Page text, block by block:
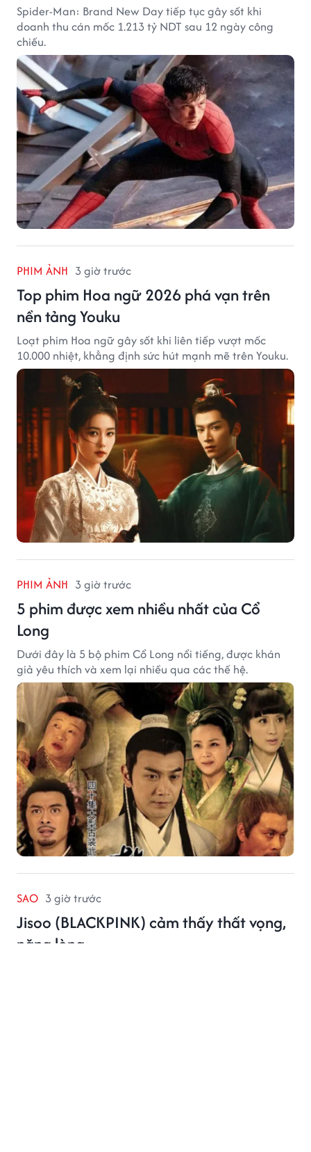
Spider-Man: Brand New Day tiếp tục gây sốt khi
doanh thu cán mốc 1.213 tỷ NDT sau 12 ngày công
chiếu.
PHIM ẢNH 3 giờ trước
Top phim Hoa ngữ 2026 phá vạn trên
nền tảng Youku
Loạt phim Hoa ngữ gây sốt khi liên tiếp vượt mốc
10.000 nhiệt, khẳng định sức hút mạnh mẽ trên Youku.
PHIM ẢNH 3 giờ trước
5 phim được xem nhiều nhất của Cổ
Long
Dưới đây là 5 bộ phim Cổ Long nổi tiếng, được khán
giả yêu thích và xem lại nhiều qua các thế hệ.
SAO 3 giờ trước
Jisoo (BLACKPINK) cảm thấy thất vọng,
nặng lòng